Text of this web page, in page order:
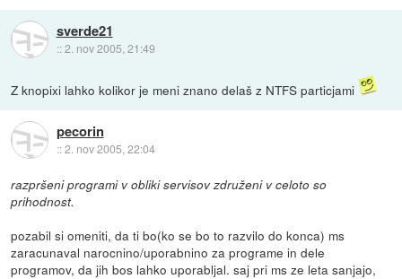
sverde21
::2. nov 2005, 21:49
Z knopixi lahko kolikor je meni znano delaš z NTFS particjami
pecorin
::2. nov 2005, 22:04
razpršeni programi v obliki servisov združeni v celoto so
prihodnost.
pozabil si omeniti, da ti bo(ko se bo to razvilo do konca) ms
zaracunaval narocnino/uporabnino za programe in dele
programov, da jih bos lahko uporabljal. saj pri ms ze leta sanjajo,